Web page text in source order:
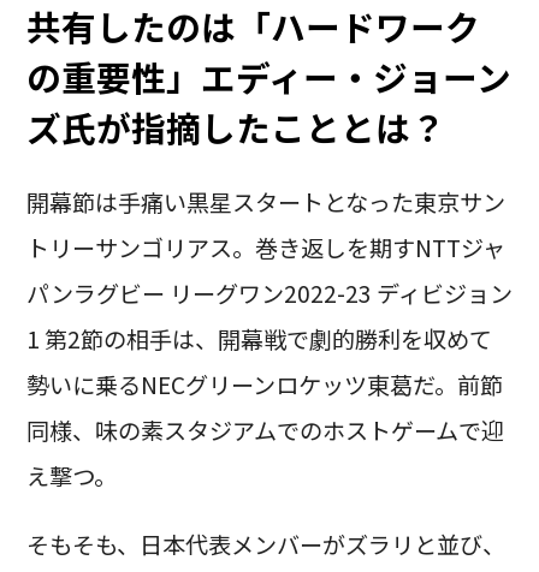
共有したのは「ハードワーク
の重要性」エディー・ジョーン
ズ氏が指摘したこととは？
開幕節は手痛い黒星スタートとなった東京サン
トリーサンゴリアス。巻き返しを期すNTTジャ
パンラグビー リーグワン2022-23 ディビジョン
1 第2節の相手は、開幕戦で劇的勝利を収めて
勢いに乗るNECグリーンロケッツ東葛だ。前節
同様、味の素スタジアムでのホストゲームで迎
え撃つ。
そもそも、日本代表メンバーがズラリと並び、